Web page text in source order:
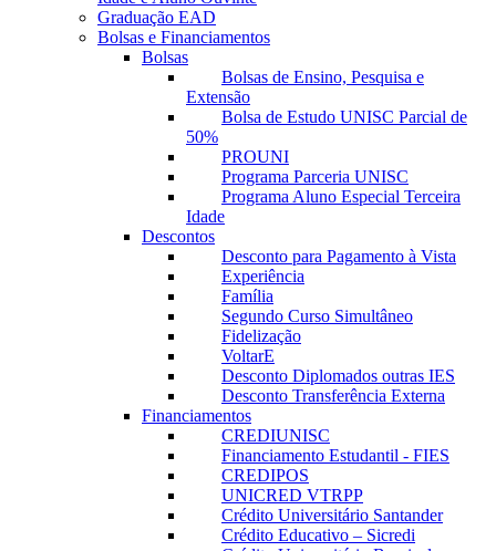
Graduação EAD
Bolsas e Financiamentos
Bolsas
Bolsas de Ensino, Pesquisa e
Extensão
Bolsa de Estudo UNISC Parcial de
50%
PROUNI
Programa Parceria UNISC
Programa Aluno Especial Terceira
Idade
Descontos
Desconto para Pagamento à Vista
Experiência
Família
Segundo Curso Simultâneo
Fidelização
VoltarE
Desconto Diplomados outras IES
Desconto Transferência Externa
Financiamentos
CREDIUNISC
Financiamento Estudantil - FIES
CREDIPOS
UNICRED VTRPP
Crédito Universitário Santander
Crédito Educativo – Sicredi